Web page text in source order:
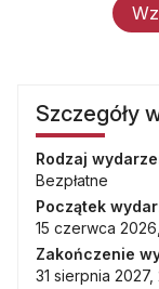
Szczegóły
Rodzaj
Bezpłatne
Początek
15 czerwca
Zakończenie
31 sierpnia 2027,